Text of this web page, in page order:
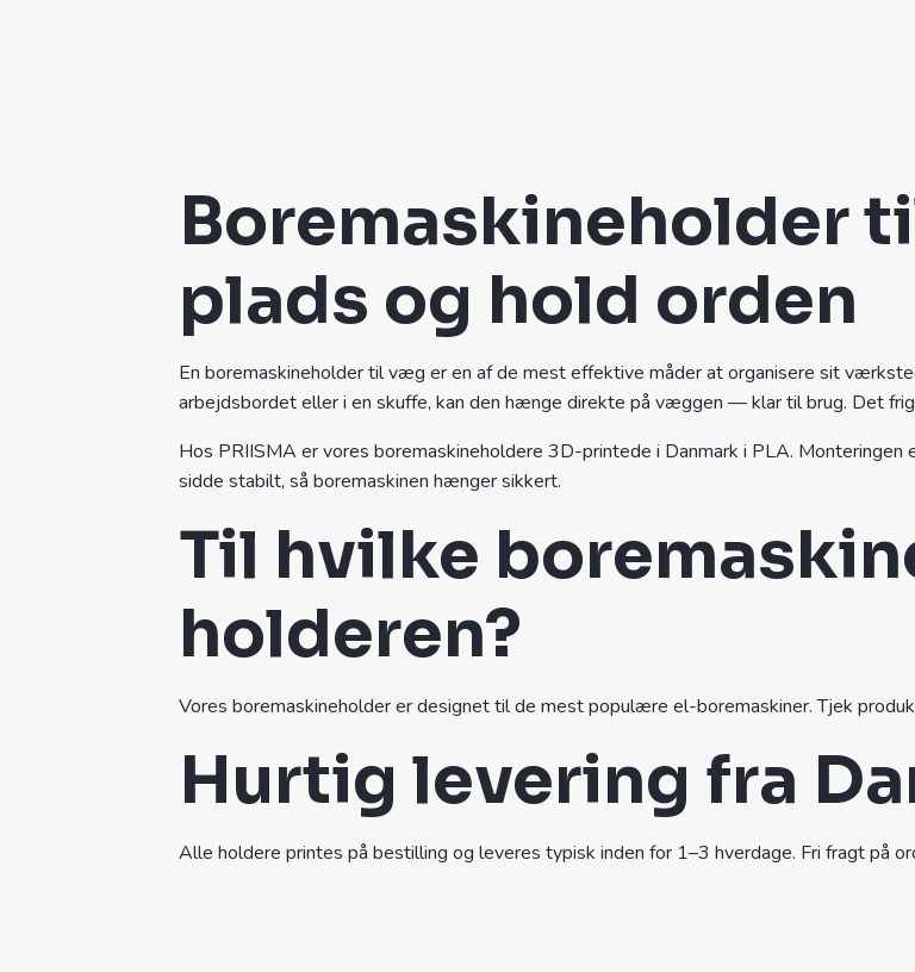
Boremaskineholder
plads og hold orden
En boremaskineholder til væg er en af de mest effektive måder at organisere sit
arbejdsbordet eller i en skuffe, kan den hænge direkte på væggen — klar til brug. Det
Hos PRIISMA er vores boremaskineholdere 3D-printede i Danmark i PLA.
sidde stabilt, så boremaskinen hænger sikkert.
Til hvilke
holderen?
Vores boremaskineholder er designet til de mest populære el-boremaskiner. Tjek
Hurtig levering fra
Alle holdere printes på bestilling og leveres typisk inden for 1–3 hverdage. Fri fragt på